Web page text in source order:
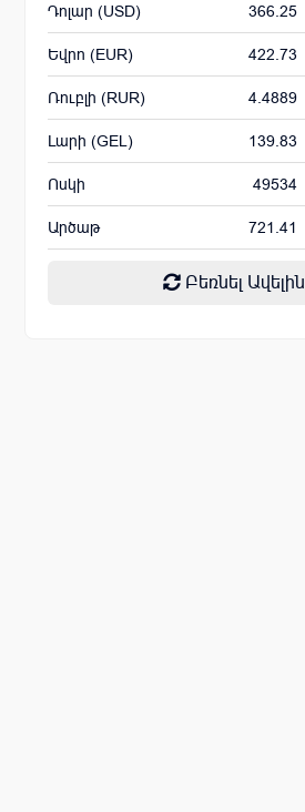
Դոլար (USD) 366.25
Եվրո (EUR) 422.73
Ռուբլի (RUR) 4.4889
Լարի (GEL) 139.83
Ոսկի 49534
Արծաթ 721.41
Բեռնել Ավելին